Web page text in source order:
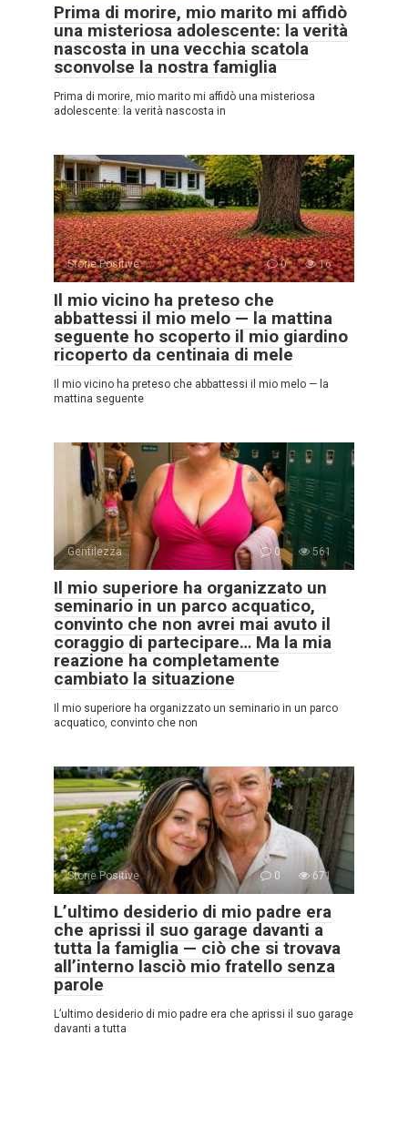
Prima di morire, mio marito mi affidò
una misteriosa adolescente: la verità
nascosta in una vecchia scatola
sconvolse la nostra famiglia
Prima di morire, mio marito mi affidò una misteriosa
adolescente: la verità nascosta in
Storie Positive 0 16
Il mio vicino ha preteso che
abbattessi il mio melo — la mattina
seguente ho scoperto il mio giardino
ricoperto da centinaia di mele
Il mio vicino ha preteso che abbattessi il mio melo — la
mattina seguente
Gentilezza 0 561
Il mio superiore ha organizzato un
seminario in un parco acquatico,
convinto che non avrei mai avuto il
coraggio di partecipare… Ma la mia
reazione ha completamente
cambiato la situazione
Il mio superiore ha organizzato un seminario in un parco
acquatico, convinto che non
Storie Positive 0 671
L’ultimo desiderio di mio padre era
che aprissi il suo garage davanti a
tutta la famiglia — ciò che si trovava
all’interno lasciò mio fratello senza
parole
L’ultimo desiderio di mio padre era che aprissi il suo garage
davanti a tutta